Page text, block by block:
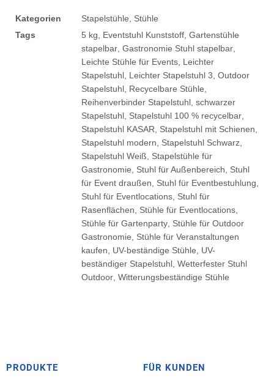
Kategorien Stapelstühle
Stühle
Tags
5 kg Eventstuhl Kunststoff Gartenstühle
stapelbar Gastronomie Stuhl stapelbar
Leichte Stühle für Events Leichter
Stapelstuhl Leichter Stapelstuhl 3 Outdoor
Stapelstuhl Recycelbare Stühle
Reihenverbinder Stapelstuhl schwarzer
Stapelstuhl Stapelstuhl 100 % recycelbar
Stapelstuhl KASAR
Stapelstuhl mit Schienen
Stapelstuhl modern
Stapelstuhl Schwarz
Stapelstuhl Weiß
Stapelstühle für
Gastronomie
Stuhl für Außenbereich
Stuhl
für Event draußen
Stuhl für Eventbestuhlung
Stuhl für Eventlocations Stuhl für
Rasenflächen
Stühle für Eventlocations
Stühle für Gartenparty Stühle für Outdoor
Gastronomie
Stühle für Veranstaltungen
kaufen
UV-beständige Stühle
UV-
beständiger Stapelstuhl Wetterfester Stuhl
Outdoor Witterungsbeständige Stühle
PRODUKTE FÜR KUNDEN